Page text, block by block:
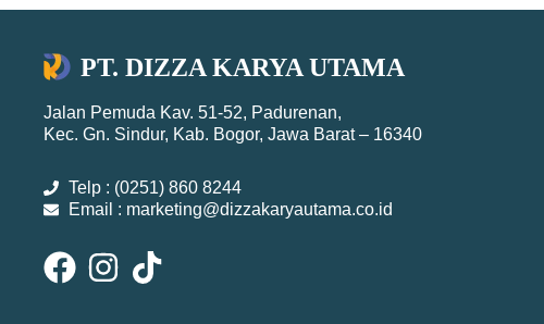
PT. DIZZA KARYA UTAMA
Jalan Pemuda Kav. 51-52, Padurenan,
Kec. Gn. Sindur, Kab. Bogor, Jawa Barat – 16340
Telp : (0251) 860 8244
Email : marketing@dizzakaryautama.co.id